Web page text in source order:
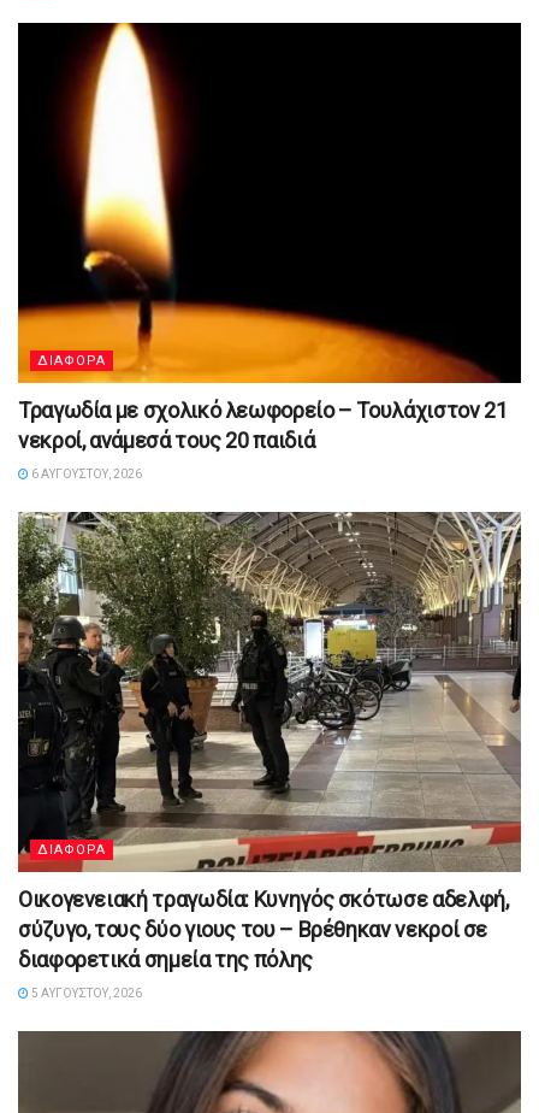
ΔΙΑΦΟΡΑ
Τραγωδία με σχολικό λεωφορείο – Τουλάχιστον 21
νεκροί, ανάμεσά τους 20 παιδιά
6 ΑΥΓΟΎΣΤΟΥ, 2026
ΔΙΑΦΟΡΑ
Οικογενειακή τραγωδία: Κυνηγός σκότωσε αδελφή,
σύζυγο, τους δύο γιους του – Βρέθηκαν νεκροί σε
διαφορετικά σημεία της πόλης
5 ΑΥΓΟΎΣΤΟΥ, 2026